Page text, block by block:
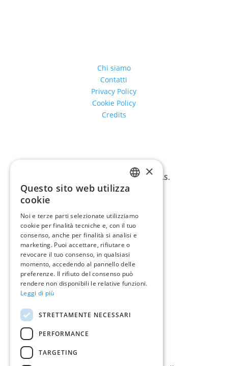
Chi siamo
Contatti
Privacy Policy
Cookie Policy
Credits
FLORA 2000 VIVAI SOC. AGR.S.S.
Via Zenzalino Sud, 42/B
C.F. P.Iva 03190061204
Tel. 051 800406
Fax. 051808039
Orari di apertura
Martedì-Sabato 9-13 | 14-18
Domenica e Lunedì chiusi.
Da sabato 14 marzo
Martedì-Sabato 9-13 | 15-19
Domenica 10-13 | 15-19
×
Questo sito web utilizza
cookie
Noi e terze parti selezionate utilizziamo
cookie per finalità tecniche e, con il tuo
consenso, anche per finalità si analisi e
marketing. Puoi accettare, rifiutare o
revocare il tuo consenso, in qualsiasi
momento, accedendo al pannello delle
preferenze. Il rifiuto del consenso può
rendere non disponibili le relative funzioni.
Leggi di più
STRETTAMENTE NECESSARI
PERFORMANCE
TARGETING